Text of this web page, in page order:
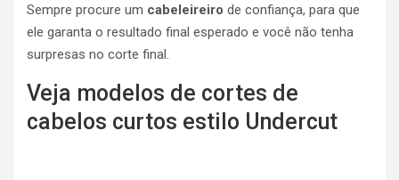
Sempre procure um cabeleireiro de confiança, para que
ele garanta o resultado final esperado e você não tenha
surpresas no corte final.
Veja modelos de cortes de
cabelos curtos estilo Undercut